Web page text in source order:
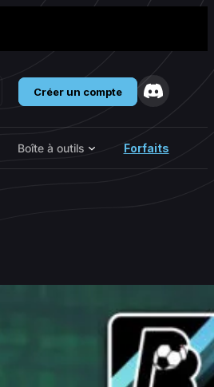
Créer un compte
Boîte à outils Forfaits